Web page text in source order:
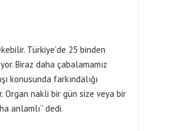
Türkiye’de 25 binden
Biraz daha çabalamamız
konusunda farkındalığı
Organ nakli bir gün size veya bir
anlamlı’’ dedi.